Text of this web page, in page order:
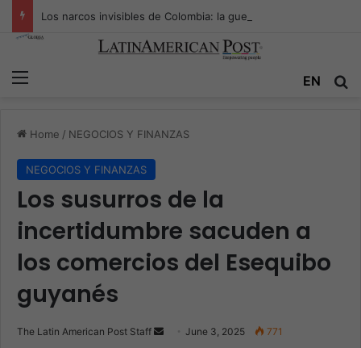
Menu EN
Home / NEGOCIOS Y FINANZAS
NEGOCIOS Y FINANZAS
Los susurros de la
incertidumbre sacuden a
los comercios del Esequibo
guyanés
The Latin American Post Staff
SendJune 3, 2025 771